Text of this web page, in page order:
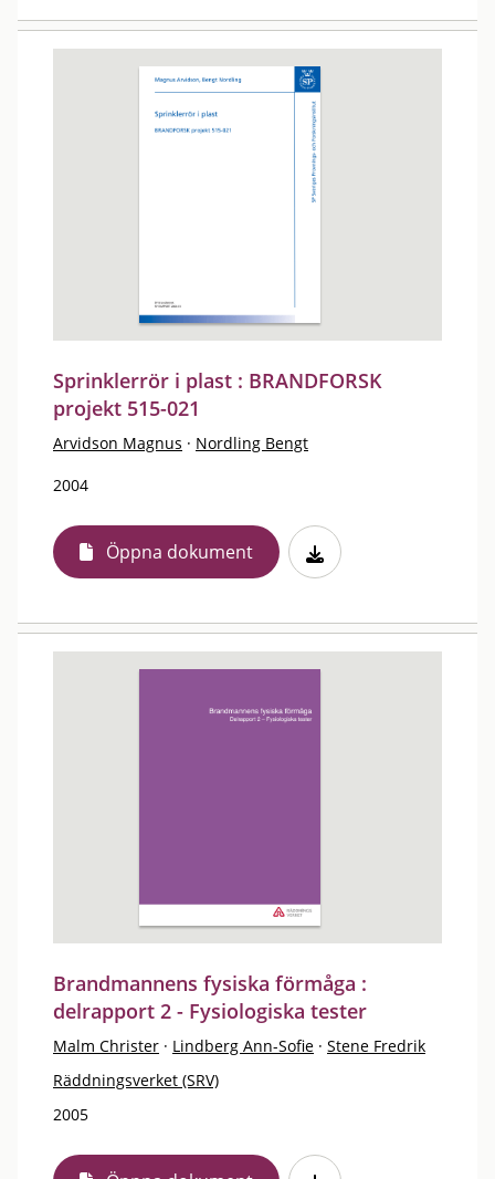
Sprinklerrör i plast : BRANDFORSK
projekt 515-021
Arvidson Magnus · Nordling Bengt
2004
Öppna dokument
Brandmannens fysiska förmåga :
delrapport 2 - Fysiologiska tester
Malm Christer · Lindberg Ann-Sofie · Stene Fredrik
Räddningsverket (SRV)
2005